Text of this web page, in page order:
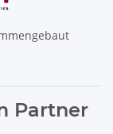
Partner